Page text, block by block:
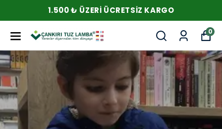
1.500 ₺ ÜZERI ÜCRETSIZ KARGO
0